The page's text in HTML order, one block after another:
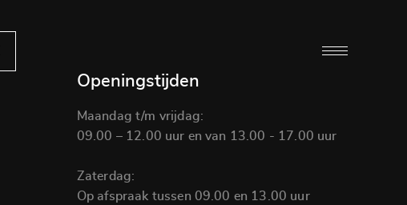
Openingstijden
Maandag t/m vrijdag:
09.00 – 12.00 uur en van 13.00 - 17.00 uur
Zaterdag:
Op afspraak tussen 09.00 en 13.00 uur